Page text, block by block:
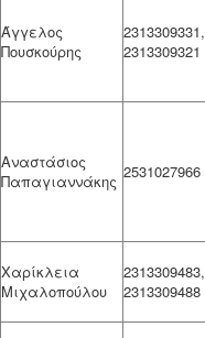
Άγγελος
Πουσκούρης
2313309331,
2313309321
Αναστάσιος
Παπαγιαννάκης 2531027966
Χαρίκλεια
Μιχαλοπούλου
2313309483,
2313309488